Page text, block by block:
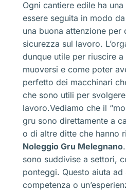
Ogni cantiere edile ha
essere seguita in modo
una buona attenzione per
sicurezza sul lavoro.
dunque utile per riuscire
muoversi e come poter
perfetto dei macchinari
che sono utili per
lavoro.Vediamo che il
gru sono direttamente a
o di altre ditte che hanno
Noleggio Gru Melegnano
sono suddivise a settori,
ponteggi. Questo aiuta ad
competenza o